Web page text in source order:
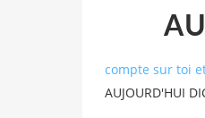
compte sur toi
AUJOURD'HUI